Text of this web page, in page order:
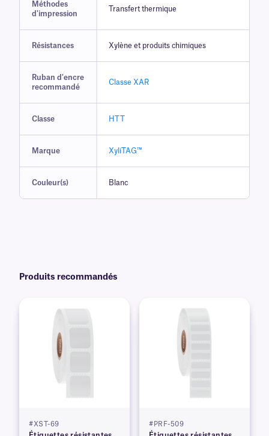
Méthodes
d'impression
Transfert thermique
Résistances Xylène et produits chimiques
Ruban d'encre
recommandé
Classe XAR
Classe HTT
Marque XyliTAG™
Couleur(s) Blanc
Produits recommandés
#XST-69 #PRF-509